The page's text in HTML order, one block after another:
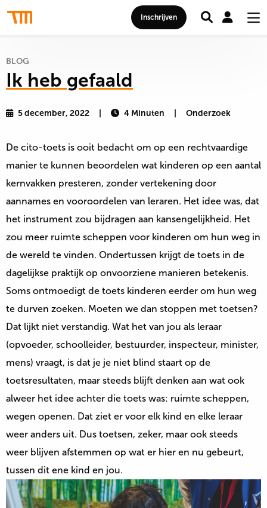
Thomas
Inschrijven Zoeken
BLOG
Ik heb gefaald
5 december, 2022 4 Minuten Onderzoek
De cito-toets is ooit bedacht om op een rechtvaardige
manier te kunnen beoordelen wat kinderen op een aantal
kernvakken presteren, zonder vertekening door
aannames en vooroordelen van leraren. Het idee was, dat
het instrument zou bijdragen aan kansengelijkheid. Het
zou meer ruimte scheppen voor kinderen om hun weg in
de wereld te vinden. Ondertussen krijgt de toets in de
dagelijkse praktijk op onvoorziene manieren betekenis.
Soms ontmoedigt de toets kinderen eerder om hun weg
te durven zoeken. Moeten we dan stoppen met toetsen?
Dat lijkt niet verstandig. Wat het van jou als leraar
(opvoeder, schoolleider, bestuurder, inspecteur, minister,
mens) vraagt, is dat je je niet blind staart op de
toetsresultaten, maar steeds blijft denken aan wat ook
alweer het idee achter die toets was: ruimte scheppen,
wegen openen. Dat ziet er voor elk kind en elke leraar
weer anders uit. Dus toetsen, zeker, maar ook steeds
weer blijven afstemmen op wat er hier en nu gebeurt,
tussen dit ene kind en jou.